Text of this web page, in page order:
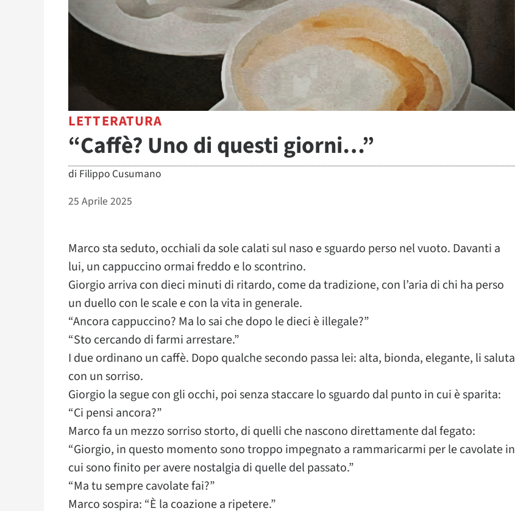
LETTERATURA
“Caffè? Uno di questi giorni…”
di Filippo Cusumano
25 Aprile 2025
Marco sta seduto, occhiali da sole calati sul naso e sguardo perso nel vuoto. Davanti a
lui, un cappuccino ormai freddo e lo scontrino.
Giorgio arriva con dieci minuti di ritardo, come da tradizione, con l’aria di chi ha perso
un duello con le scale e con la vita in generale.
“Ancora cappuccino? Ma lo sai che dopo le dieci è illegale?”
“Sto cercando di farmi arrestare.”
I due ordinano un caffè. Dopo qualche secondo passa lei: alta, bionda, elegante, li saluta
con un sorriso.
Giorgio la segue con gli occhi, poi senza staccare lo sguardo dal punto in cui è sparita:
“Ci pensi ancora?”
Marco fa un mezzo sorriso storto, di quelli che nascono direttamente dal fegato:
“Giorgio, in questo momento sono troppo impegnato a rammaricarmi per le cavolate in
cui sono finito per avere nostalgia di quelle del passato.”
“Ma tu sempre cavolate fai?”
Marco sospira: “È la coazione a ripetere.”